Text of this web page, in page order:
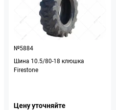
№5884
Шина 10.5/80-18 клюшка
Firestone
Цену уточняйте